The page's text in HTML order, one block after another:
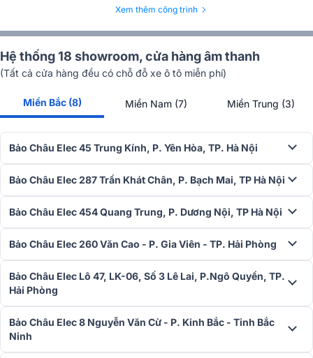
Vỏ loa được làm bằng MDF giúp tránh va đập và bảo vệ các bộ
ngăn trước giúp tạo ra âm thanh tốt hơn, không bị ngắt quãng, đáp
ứng nhu cầu lắp đặt ở nhiều vị trí khác nhau.
Loa hộp Bosch LB1-UW06-D1 sử dụng công nghệ độc quyền của
trong thời gian ngắn. Thiết bị này tự phục hồi và chống quá tải, đảm
bảo hiệu suất làm việc cao và ổn định.
Với dải tần số từ 185 Hz đến 17 KHz, loa tái tạo âm thanh nền và
giọng nói rõ ràng, chân thực, phù hợp cho việc phát thông báo,
Loa âm trần 6W BOSCH LHM0606/10
Loa âm trần Bosch LHM 0606/10 là dòng loa âm trần 6W, thiết kế
tản nhiệt cao cấp, loa này tạo ra âm thanh chất lượng cao, sáng và
chân thực.
Được tích hợp tính năng bảo vệ quá tải và mức trở kháng cao, loa
dễ dàng phối ghép với các thiết bị âm thanh khác. Loa âm trần
Bosch LHM 0606/10 hoạt động liên tục trong vòng 100 giờ tại công
suất định mức, lý tưởng cho hệ thống thông báo và sơ tán ở các khu
vực trần thấp.
Xem thêm công trình
Hệ thống 18 showroom, cửa hàng âm thanh
(Tất cả cửa hàng đều có chỗ đỗ xe ô tô miễn phí)
Miền Bắc (8) Miền Nam (7) Miền Trung (3)
Bảo Châu Elec 45 Trung Kính, P. Yên Hòa, TP. Hà Nội
Bảo Châu Elec 287 Trần Khát Chân, P. Bạch Mai, TP Hà Nội
Bảo Châu Elec 454 Quang Trung, P. Dương Nội, TP Hà Nội
Bảo Châu Elec 260 Văn Cao - P. Gia Viên - TP. Hải Phòng
Bảo Châu Elec Lô 47, LK-06, Số 3 Lê Lai, P.Ngô Quyền, TP.
Hải Phòng
Bảo Châu Elec 8 Nguyễn Văn Cừ - P. Kinh Bắc - Tỉnh Bắc
Ninh